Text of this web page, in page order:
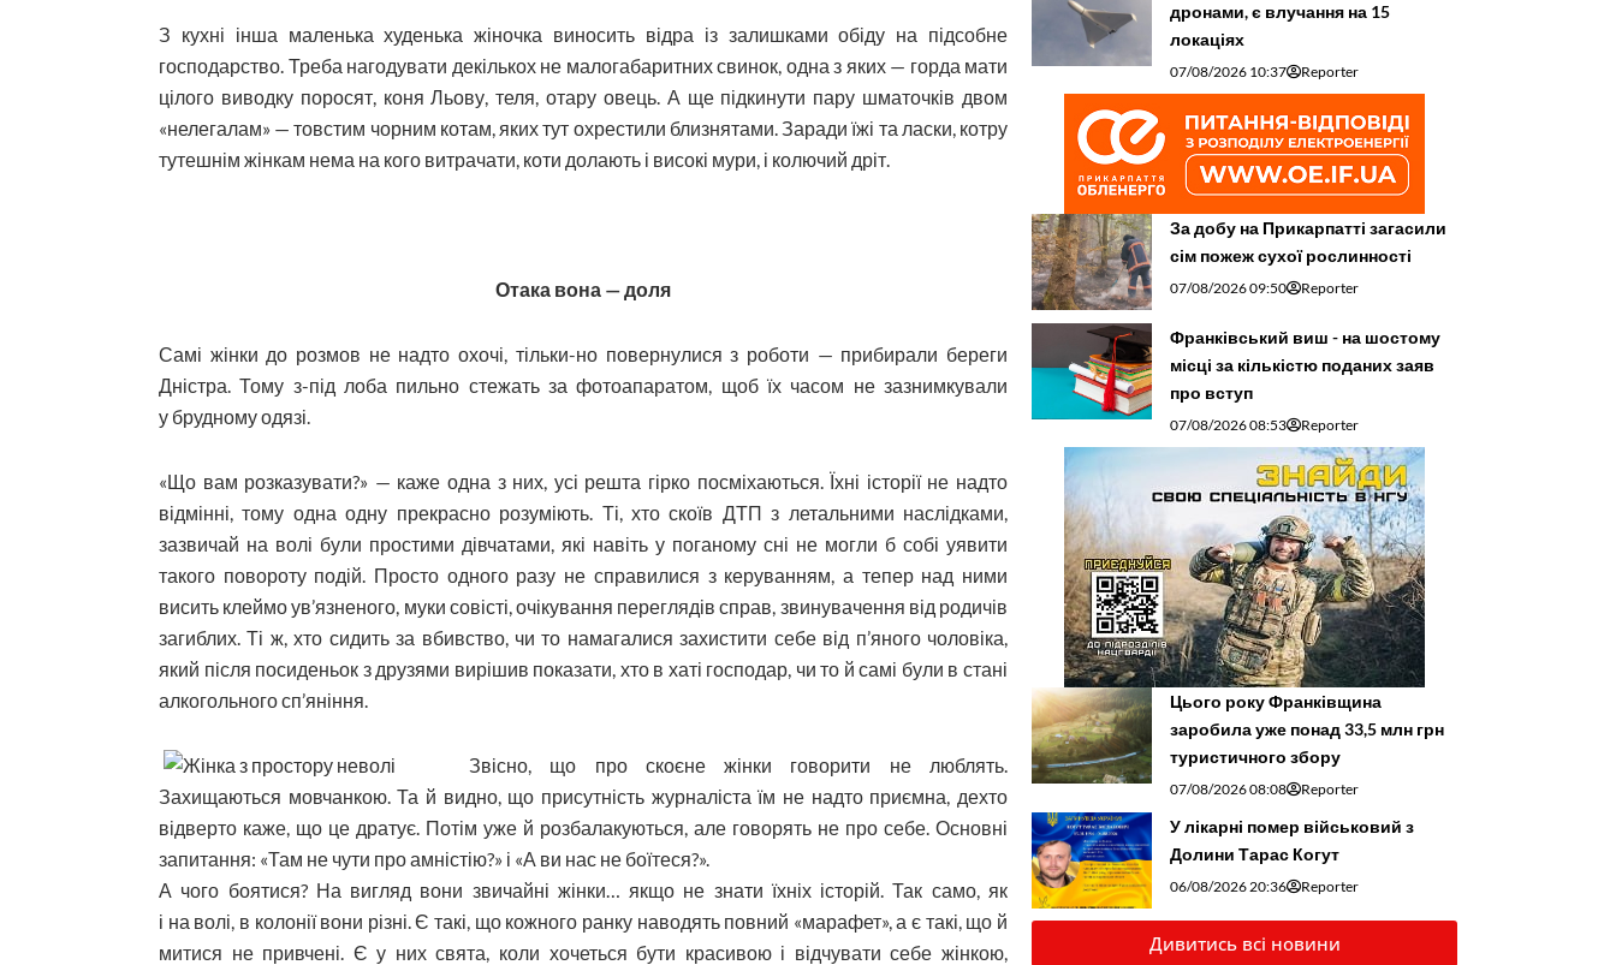
З кухні інша маленька худенька жіночка виносить відра із залишками обіду на підсобне
господарство. Треба нагодувати декількох не малогабаритних свинок, одна з яких — горда мати
цілого виводку поросят, коня Льову, теля, отару овець. А ще підкинути пару шматочків двом
«нелегалам» — товстим чорним котам, яких тут охрестили близнятами. Заради їжі та ласки, котру
тутешнім жінкам нема на кого витрачати, коти долають і високі мури, і колючий дріт.
Отака вона — доля
Самі жінки до розмов не надто охочі, тільки-но повернулися з роботи — прибирали береги
Дністра. Тому з-під лоба пильно стежать за фотоапаратом, щоб їх часом не зазнимкували
у брудному одязі.
«Що вам розказувати?» — каже одна з них, усі решта гірко посміхаються. Їхні історії не надто
відмінні, тому одна одну прекрасно розуміють. Ті, хто скоїв ДТП з летальними наслідками,
зазвичай на волі були простими дівчатами, які навіть у поганому сні не могли б собі уявити
такого повороту подій. Просто одного разу не справилися з керуванням, а тепер над ними
висить клеймо ув’язненого, муки совісті, очікування переглядів справ, звинувачення від родичів
загиблих. Ті ж, хто сидить за вбивство, чи то намагалися захистити себе від п’яного чоловіка,
який піс­ля посиденьок з друзями вирішив показати, хто в хаті господар, чи то й самі були в стані
алкогольного сп’яніння.
Звісно, що про скоєне жінки говорити не люблять.
Захищаються мовчанкою. Та й видно, що присутність журналіста їм не надто приємна, дехто
відверто каже, що це дратує. Потім уже й розбалакуються, але говорять не про себе. Основні
запитання: «Там не чути про амністію?» і «А ви нас не боїтеся?».
А чого боятися? На вигляд вони звичайні жінки… якщо не знати їхніх історій. Так само, як
і на волі, в колонії вони різні. Є такі, що кожного ранку наводять повний «марафет», а є такі, що й
митися не привчені. Є у них свята, коли хочеться бути красивою і відчувати себе жінкою,
дронами, є влучання на 15
локаціях
07/08/2026 10:37 Reporter
За добу на Прикарпатті загасили
сім пожеж сухої рослинності
07/08/2026 09:50 Reporter
Франківський виш - на шостому
місці за кількістю поданих заяв
про вступ
07/08/2026 08:53 Reporter
Цього року Франківщина
заробила уже понад 33,5 млн грн
туристичного збору
07/08/2026 08:08 Reporter
У лікарні помер військовий з
Долини Тарас Когут
06/08/2026 20:36 Reporter
Дивитись всі новини